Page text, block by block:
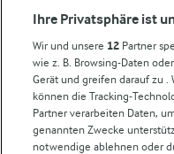
Compliance
Arla in anderen Ländern
Weitere Arla Websites
Ihre Privatsphäre ist
Wir und unsere 12 Partner
wie z. B. Browsing-Daten
Gerät und greifen darauf zu .
können die Tracking-
Partner verarbeiten Daten,
genannten Zwecke
notwendige ablehnen oder